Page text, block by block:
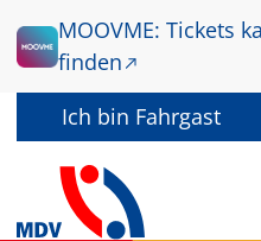
Zum Hauptinhalt springen
MOOVME: Tickets
finden
In welcher Rolle nutzen
Ich bin Fahrgast